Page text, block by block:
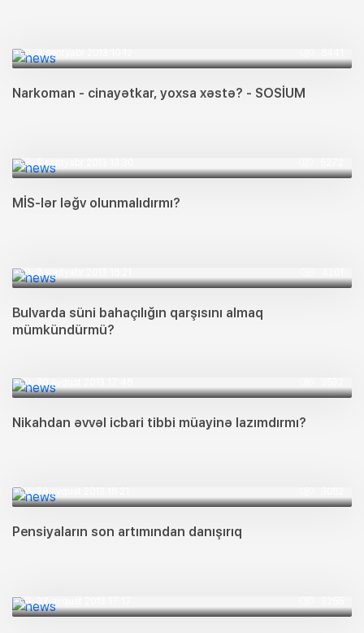
4 sentyabr 2013 10:12
Narkoman - cinayətkar, yoxsa xəstə? - SOSİUM
3 sentyabr 2013 13:30
MİS-lər ləğv olunmalıdırmı?
2 sentyabr 2013 18:21
Bulvarda süni bahaçılığın qarşısını almaq
mümkündürmü?
Nikahdan əvvəl icbari tibbi müayinə lazımdırmı?
29 avqust 2013 18:21
Pensiyaların son artımından danışırıq
27 avqust 2013 17:17